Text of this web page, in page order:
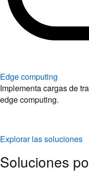
Edge computing
Implementa cargas de
edge computing.
Explorar las soluciones
Soluciones